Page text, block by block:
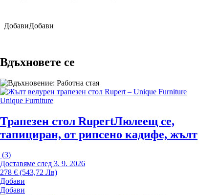
ДобавиДобави
Вдъхновете се
Unique Furniture
Трапезен стол RupertЛюлеещ се,
тапициран, от рипсено кадифе, жълт
(3)
Доставяме след 3. 9. 2026
278 € (543,72 Лв)
Добави
Добави